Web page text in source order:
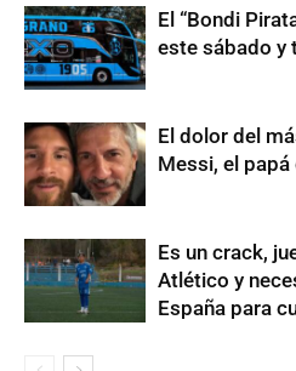
El “Bondi
este sábado y
El dolor del
Messi, el papá
Es un crack,
Atlético y
España para